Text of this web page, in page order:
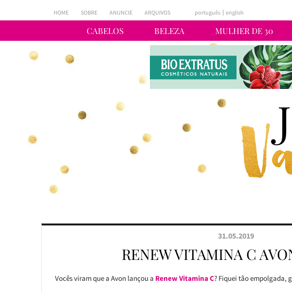
CABELOS BELEZA MULHER DE 30
HOME SOBRE ANUNCIE ARQUIVOS português english
31.05.2019
RENEW VITAMINA C
Vocês viram que a Avon lançou a Renew Vitamina C? Fiquei tão empolgada,